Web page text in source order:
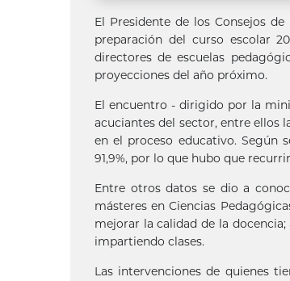
El Presidente de los Consejos
preparación del curso escolar
directores de escuelas
proyecciones del año próximo.
El encuentro - dirigido por la
acuciantes del sector, entre ellos
en el proceso educativo. Según
91,9%, por lo que hubo que
Entre otros datos se dio a
másteres en Ciencias
mejorar la calidad de la
impartiendo clases.
Las intervenciones de quienes